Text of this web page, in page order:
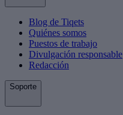
Blog de Tiqets
Quiénes somos
Puestos de trabajo
Divulgación responsable
Redacción
Soporte